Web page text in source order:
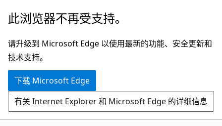
跳
主
要
内
此浏览器不再受支持。
请升级到 Microsoft Edge 以使用最新的功能、安全更新和
技术支持。
下载 Microsoft Edge
有关 Internet Explorer 和 Microsoft Edge 的详细信息